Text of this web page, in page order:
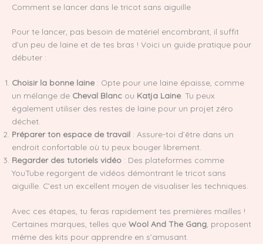
Comment se lancer dans le tricot sans aiguille
Pour te lancer, pas besoin de matériel encombrant, il suffit
d’un peu de laine et de tes bras ! Voici un guide pratique pour
débuter :
Choisir la bonne laine : Opte pour une laine épaisse, comme
un mélange de Cheval Blanc ou Katja Laine. Tu peux
également utiliser des restes de laine pour un projet zéro
déchet.
Préparer ton espace de travail : Assure-toi d’être dans un
endroit confortable où tu peux bouger librement.
Regarder des tutoriels vidéo : Des plateformes comme
YouTube regorgent de vidéos démontrant le tricot sans
aiguille. C’est un excellent moyen de visualiser les techniques.
Avec ces étapes, tu feras rapidement tes premières mailles !
Certaines marques, telles que Wool And The Gang , proposent
même des kits pour apprendre en s’amusant.